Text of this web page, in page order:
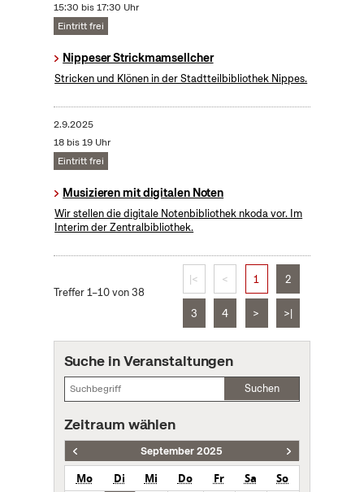
15:30 bis 17:30 Uhr
Eintritt frei
Nippeser Strickmamsellcher
Stricken und Klönen in der Stadtteilbibliothek Nippes.
2.9.2025
18 bis 19 Uhr
Eintritt frei
Musizieren mit digitalen Noten
Wir stellen die digitale Notenbibliothek nkoda vor. Im
Interim der Zentralbibliothek.
Treffer 1–10 von 38
|< < 1 2
3 4 > >|
Suche in Veranstaltungen
Suchen
Zeitraum wählen
September 2025
Mo Di Mi Do Fr Sa
So